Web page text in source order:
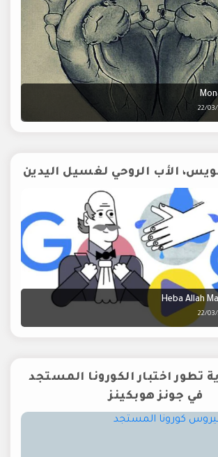
22/
الأب الروحي لغسيل اليدين
Heba Allah
22/
تطور اختبار الكورونا المستجد
في جونز هوبكينز